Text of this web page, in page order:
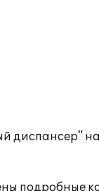
диспансер"
подробные